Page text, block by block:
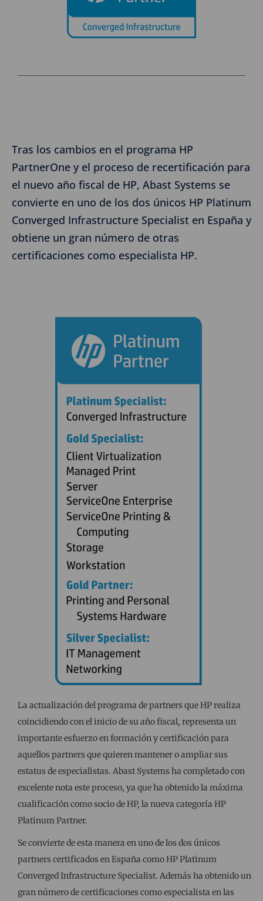
Tras los cambios en el programa HP
PartnerOne y el proceso de recertificación para
el nuevo año fiscal de HP, Abast Systems se
convierte en uno de los dos únicos HP Platinum
Converged Infrastructure Specialist en España y
obtiene un gran número de otras
certificaciones como especialista HP.
La actualización del programa de partners que HP realiza
coincidiendo con el inicio de su año fiscal, representa un
importante esfuerzo en formación y certificación para
aquellos partners que quieren mantener o ampliar sus
estatus de especialistas. Abast Systems ha completado con
excelente nota este proceso, ya que ha obtenido la máxima
cualificación como socio de HP, la nueva categoría HP
Platinum Partner.
Se convierte de esta manera en uno de los dos únicos
partners certificados en España como HP Platinum
Converged Infrastructure Specialist. Además ha obtenido un
gran número de certificaciones como especialista en las